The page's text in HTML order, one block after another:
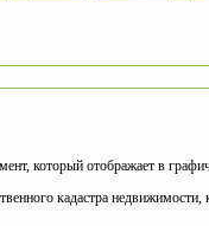
который отображает в
кадастра